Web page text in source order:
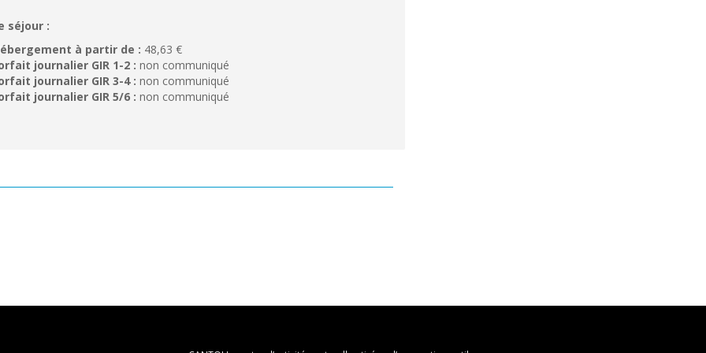
séjour :
à partir de : 48,63 €
journalier GIR 1-2 : non communiqué
journalier GIR 3-4 : non communiqué
journalier GIR 5/6 : non communiqué